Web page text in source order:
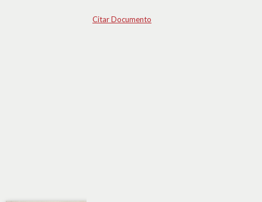
Citar Documento